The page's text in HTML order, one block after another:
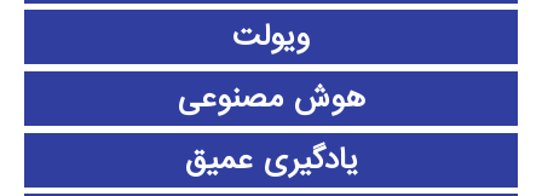
ویولت
هوش مصنوعی
یادگیری عمیق